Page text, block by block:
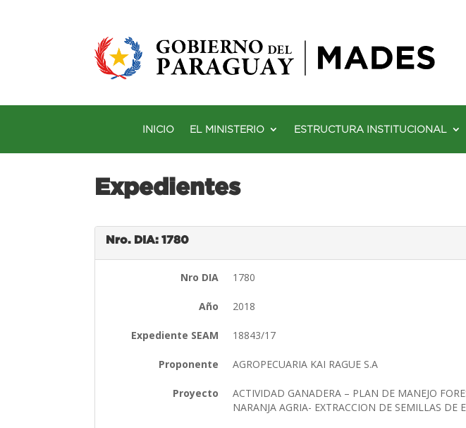
INICIO EL MINISTERIO ESTRUCTURA INSTITUCIONAL
Expedientes
Nro. DIA: 1780
Nro DIA 1780
Año 2018
Expediente SEAM 18843/17
Proponente AGROPECUARIA KAI RAGUE S.A
Proyecto
ACTIVIDAD GANADERA – PLAN DE MANEJO
NARANJA AGRIA- EXTRACCION DE SEMILLAS DE